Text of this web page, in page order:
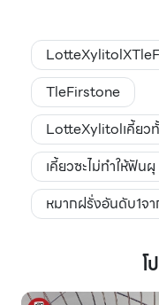
TleFirstone
LotteXylitolเคี้ย
เคี้ยวซะไม่ทำให้ฟันผุ
หมากฝรั่งอันดับ1จ
โ